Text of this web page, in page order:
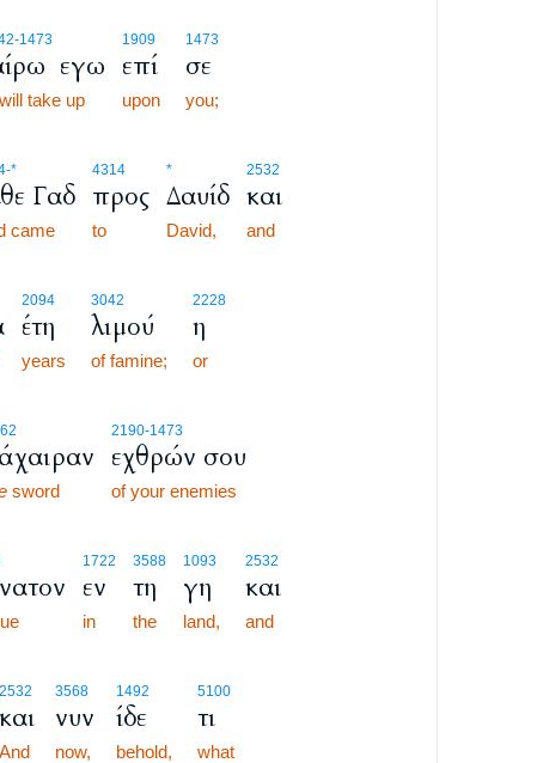
-1473
εγω
take up
1909
επί
upon
1473
σε
you;
-*
Γαδ
came
4314
προς
to
*
Δαυίδ
David,
2532
και
and
2094
έτη
years
3042
λιμού
of famine;
2228
η
or
sword
2190-1473
εχθρών σου
of your enemies
1722
εν
in
3588
τη
the
1093
γη
land,
2532
και
and
2532
και
And
3568
νυν
now,
1492
ίδε
behold,
5100
τι
what